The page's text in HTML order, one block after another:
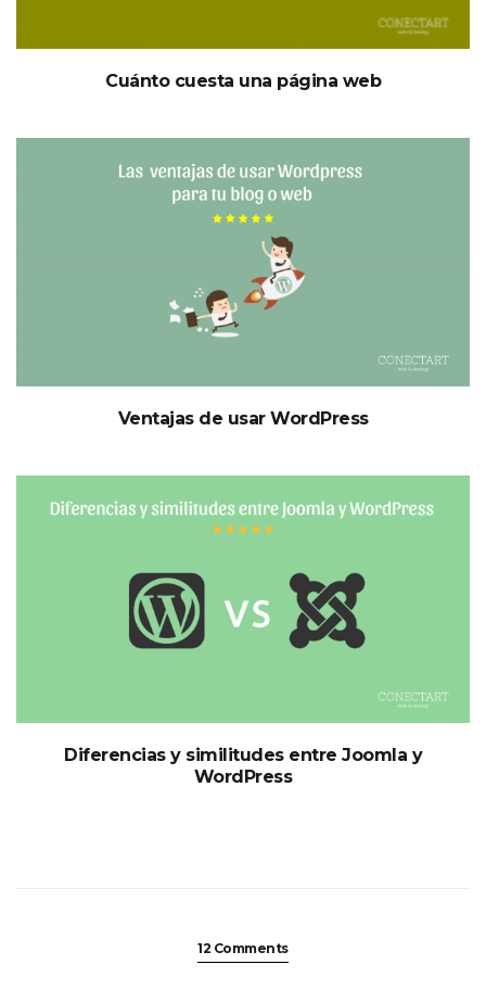
Cuánto cuesta una página web
Ventajas de usar WordPress
Diferencias y similitudes entre Joomla y
WordPress
12 Comments